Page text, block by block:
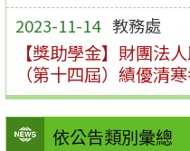
2023-11-14 教務處
【獎助學金】財團法
（第十四屆）績優清
依公告類別彙總